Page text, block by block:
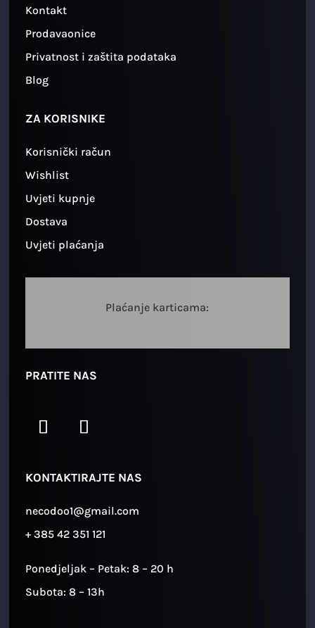
Kontakt
Prodavaonice
Privatnost i zaštita podataka
Blog
ZA KORISNIKE
Korisnički račun
Wishlist
Uvjeti kupnje
Dostava
Uvjeti plaćanja
Plaćanje karticama:
PRATITE NAS
KONTAKTIRAJTE NAS
necodoo1@gmail.com
+ 385 42 351 121
Ponedjeljak – Petak: 8 – 20 h
Subota: 8 – 13h